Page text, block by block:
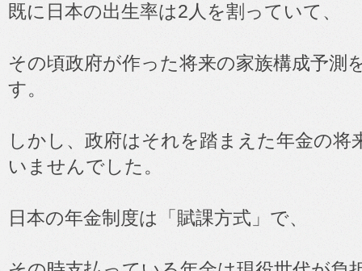
既に日本の出生率は2人を割っていて、
その頃政府が作った将来の家族構成予測
す。
しかし、政府はそれを踏まえた年金の
いませんでした。
日本の年金制度は「賦課方式」で、